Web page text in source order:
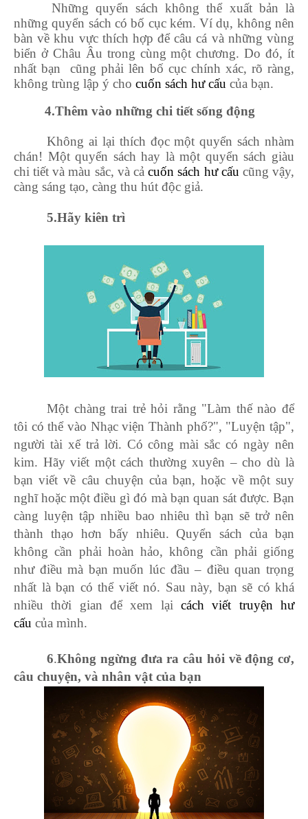
Những quyển sách không thể xuất bản là
những quyển sách có bố cục kém. Ví dụ, không nên
bàn về khu vực thích hợp để câu cá và những vùng
biển ở Châu Âu trong cùng một chương. Do đó, ít
nhất bạn cũng phải lên bố cục chính xác, rõ ràng,
không trùng lập ý cho cuốn sách hư cấu của bạn.
4.Thêm vào những chi tiết sống động
Không ai lại thích đọc một quyển sách nhàm
chán! Một quyển sách hay là một quyển sách giàu
chi tiết và màu sắc, và cảcuốn sách hư cấu cũng vậy,
càng sáng tạo, càng thu hút độc giả.
5.Hãy kiên trì
Một chàng trai trẻ hỏi rằng "Làm thế nào để
tôi có thể vào Nhạc viện Thành phố?", "Luyện tập",
người tài xế trả lời. Có công mài sắc có ngày nên
kim. Hãy viết một cách thường xuyên – cho dù là
bạn viết về câu chuyện của bạn, hoặc về một suy
nghĩ hoặc một điều gì đó mà bạn quan sát được. Bạn
càng luyện tập nhiều bao nhiêu thì bạn sẽ trở nên
thành thạo hơn bấy nhiêu. Quyển sách của bạn
không cần phải hoàn hảo, không cần phải giống
như điều mà bạn muốn lúc đầu – điều quan trọng
nhất là bạn có thể viết nó. Sau này, bạn sẽ có khá
nhiều thời gian để xem lại cách viết truyện hư
cấu của mình.
6.Không ngừng đưa ra câu hỏi về động cơ,
câu chuyện, và nhân vật của bạn